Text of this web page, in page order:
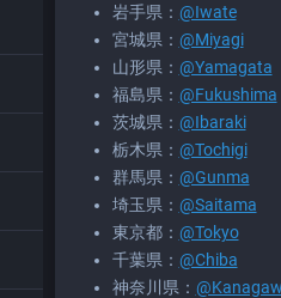
岩手県： @Iwate
宮城県： @Miyagi
山形県： @Yamagata
福島県： @Fukushima
茨城県： @Ibaraki
栃木県： @Tochigi
群馬県： @Gunma
埼玉県： @Saitama
東京都： @Tokyo
千葉県： @Chiba
神奈川県：